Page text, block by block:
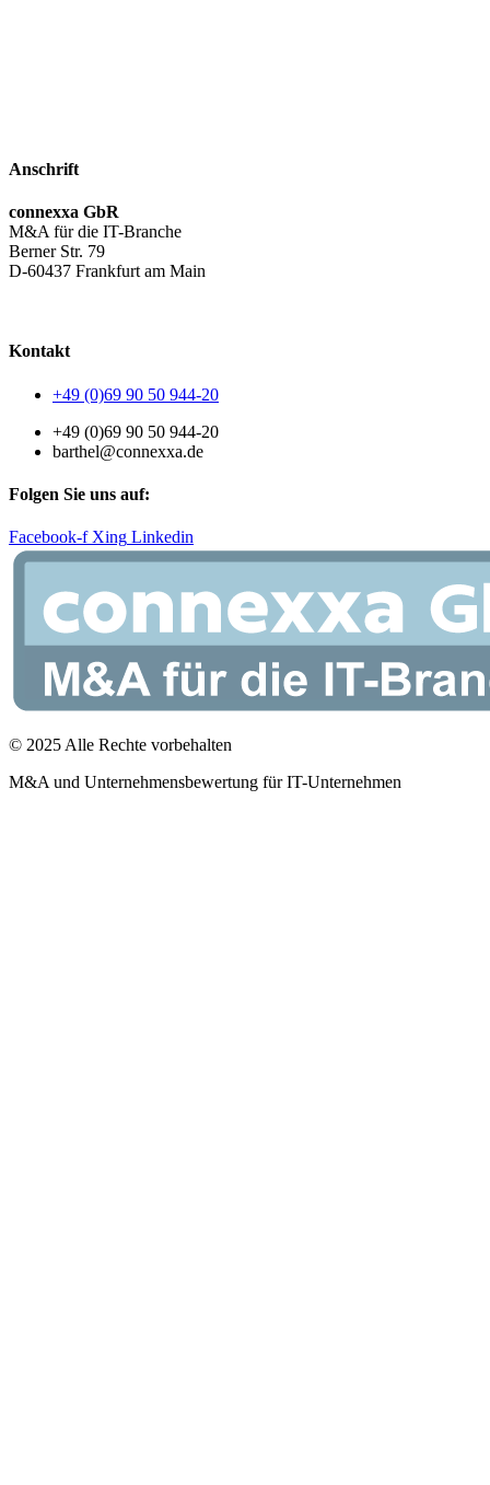
Anschrift
connexxa GbR
M&A für die IT-Branche
Berner Str. 79
D-60437 Frankfurt am Main
Kontakt
+49 (0)69 90 50 944-20
+49 (0)69 90 50 944-20
barthel@connexxa.de
Folgen Sie uns auf:
Facebook-f Xing Linkedin
© 2025 Alle Rechte vorbehalten
M&A und Unternehmensbewertung für IT-Unternehmen